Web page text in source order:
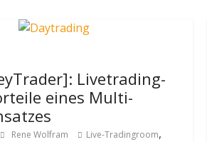
Livetrading-
eines Multi-
Rene Wolfram Live-Tradingroom,